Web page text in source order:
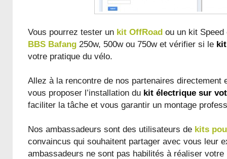
Vous pourrez tester un kit OffRoad ou un kit
BBS Bafang 250w, 500w ou 750w et vérifier si le
votre pratique du vélo.
Allez à la rencontre de nos partenaires directement
vous proposer l’installation du kit électrique sur
faciliter la tâche et vous garantir un montage
Nos ambassadeurs sont des utilisateurs de kits
convaincus qui souhaitent partager avec vous leur
ambassadeurs ne sont pas habilités à réaliser